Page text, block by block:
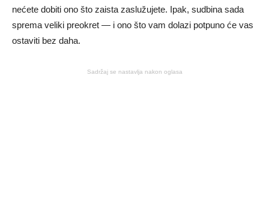
nećete dobiti ono što zaista zaslužujete. Ipak, sudbina sada
sprema veliki preokret — i ono što vam dolazi potpuno će vas
ostaviti bez daha.
Sadržaj se nastavlja nakon oglasa